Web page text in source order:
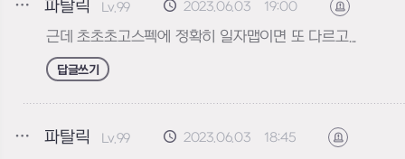
파탈릭 Lv.99 2023.06.03 19:00 신고하기
근데 초초초고스펙에 정확히 일자맵이면 또 다르고...
답글쓰기
파탈릭 Lv.99 2023.06.03 18:45 신고하기